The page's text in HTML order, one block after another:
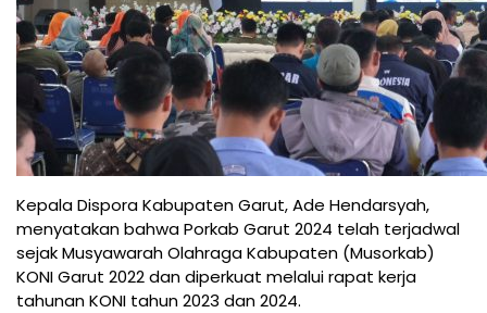
Kepala Dispora Kabupaten Garut, Ade Hendarsyah,
menyatakan bahwa Porkab Garut 2024 telah terjadwal
sejak Musyawarah Olahraga Kabupaten (Musorkab)
KONI Garut 2022 dan diperkuat melalui rapat kerja
tahunan KONI tahun 2023 dan 2024.